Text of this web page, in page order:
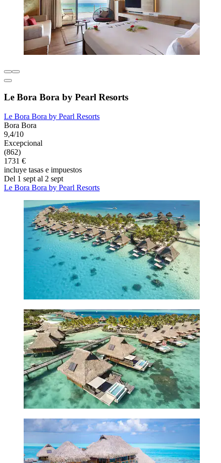
Le Bora Bora by Pearl Resorts
Le Bora Bora by Pearl Resorts
Bora Bora
9,4/10
Excepcional
(862)
1731 €
incluye tasas e impuestos
Del 1 sept al 2 sept
Le Bora Bora by Pearl Resorts